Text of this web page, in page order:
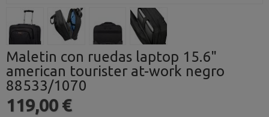
Maletin con ruedas laptop 15.6"
american tourister at-work negro
88533/1070
119,00 €